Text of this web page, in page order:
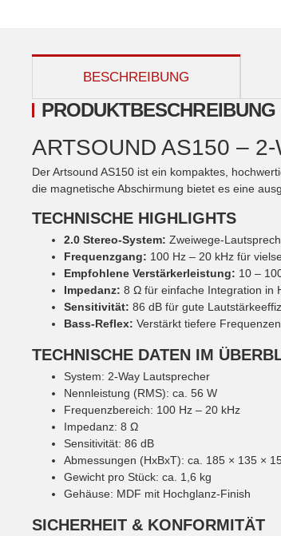
weitere Registerkarten anzeigen
BESCHREIBUNG
PRODUKTBESCHREIBUNG
ARTSOUND AS150 –
Der Artsound AS150 ist ein kompaktes,
die magnetische Abschirmung bietet es eine
TECHNISCHE HIGHLIGHTS
2.0 Stereo-System: Zweiwege-
Frequenzgang: 100 Hz – 20 kHz für
Empfohlene Verstärkerleistung: 10 –
Impedanz: 8 Ω für einfache Integration in
Sensitivität: 86 dB für gute
Bass-Reflex: Verstärkt tiefere Frequenzen
TECHNISCHE DATEN IM
System: 2-Way Lautsprecher
Nennleistung (RMS): ca. 56 W
Frequenzbereich: 100 Hz – 20 kHz
Impedanz: 8 Ω
Sensitivität: 86 dB
Abmessungen (HxBxT): ca. 185 × 135 ×
Gewicht pro Stück: ca. 1,6 kg
Gehäuse: MDF mit Hochglanz-Finish
SICHERHEIT & KONFORMITÄT